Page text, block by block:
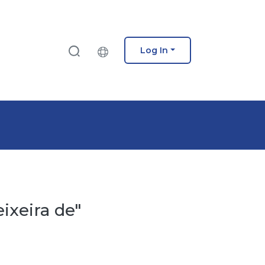
Log In
de"